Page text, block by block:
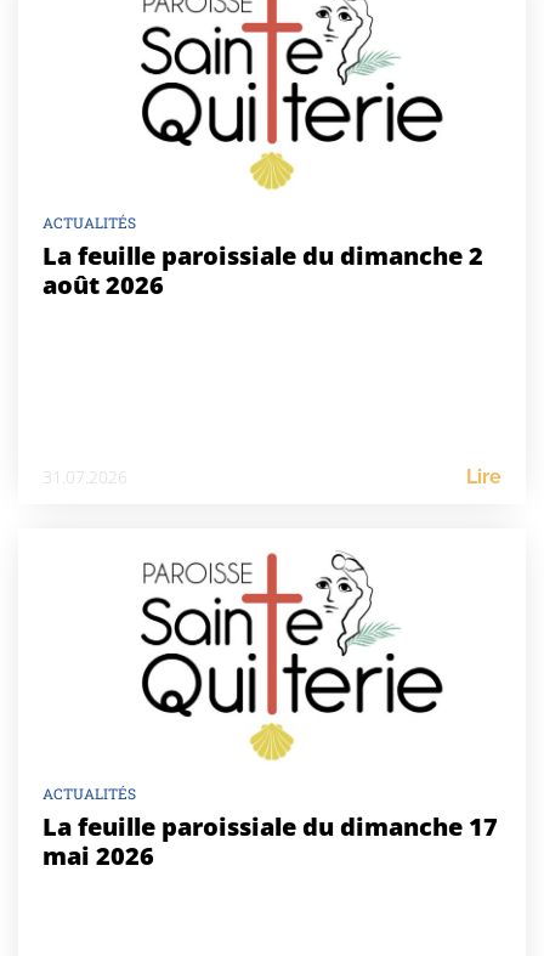
ACTUALITÉS
La feuille paroissiale du dimanche 2
août 2026
31.07.2026 Lire
ACTUALITÉS
La feuille paroissiale du dimanche 17
mai 2026